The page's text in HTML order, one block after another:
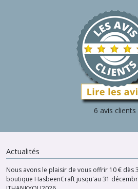
6 avis clients
Actualités
Nous avons le plaisir de vous offrir 10 € dès
boutique HasbeenCraft jusqu'au 31